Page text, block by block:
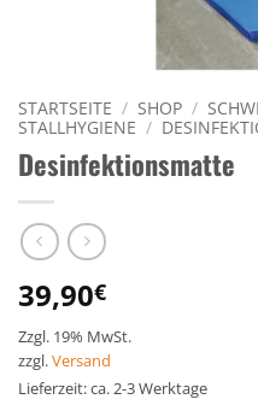
STARTSEITE / SHOP /
STALLHYGIENE /
Desinfektionsmatte
39,90€
Zzgl. 19% MwSt.
zzgl.Versand
Lieferzeit: ca. 2-3 Werktage